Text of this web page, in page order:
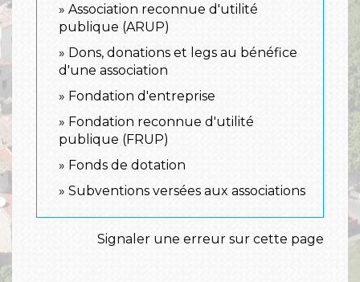
Association reconnue d'utilité
publique (ARUP)
Dons, donations et legs au bénéfice
d'une association
Fondation d'entreprise
Fondation reconnue d'utilité
publique (FRUP)
Fonds de dotation
Subventions versées aux associations
Signaler une erreur sur cette page